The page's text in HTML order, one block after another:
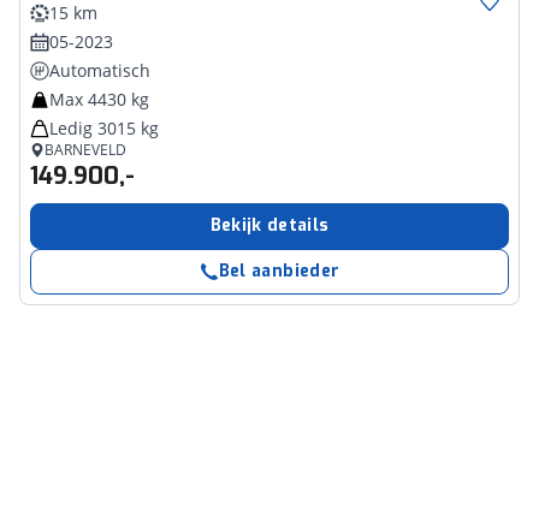
15 km
05-2023
Automatisch
Max 4430 kg
Ledig 3015 kg
BARNEVELD
149.900,-
Bekijk details
Bel aanbieder